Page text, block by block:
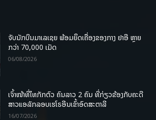
ຈັບນັກບິນມາເລເຊຍ ພ້ອມຍຶດເຄື່ອງຂອງກາງ ຢາອີ ຫຼາຍ
ກວ່າ 70,000 ເມັດ
06/08/2026
ເຈົ້າໜ້າທີ່ໄທກັກຕົວ ຄົນລາວ 2 ຄົນ ທີ່ກ່ຽວຂ້ອງກັບຄະດີ
ສາວແອລັກລອບເຮໂຣອີນເຂົ້າອົດສະຕາລີ
16/07/2026